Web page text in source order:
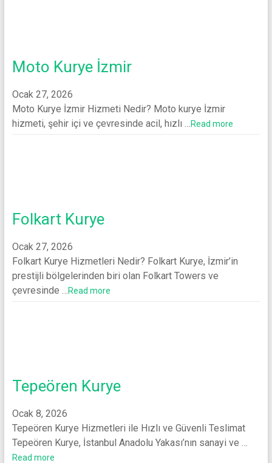
Moto Kurye İzmir
Ocak 27, 2026
Moto Kurye İzmir Hizmeti Nedir? Moto kurye İzmir
hizmeti, şehir içi ve çevresinde acil, hızlı …Read more
Folkart Kurye
Ocak 27, 2026
Folkart Kurye Hizmetleri Nedir? Folkart Kurye, İzmir’in
prestijli bölgelerinden biri olan Folkart Towers ve
çevresinde …Read more
Tepeören Kurye
Ocak 8, 2026
Tepeören Kurye Hizmetleri ile Hızlı ve Güvenli Teslimat
Tepeören Kurye, İstanbul Anadolu Yakası’nın sanayi ve …
Read more